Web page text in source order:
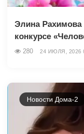
Элина Рахимова
конкурсе
280 24 ИЮЛЯ, 2026
Новости Дома-2